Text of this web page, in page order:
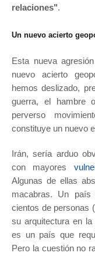
relaciones".
Un nuevo acierto
Esta nueva
nuevo acierto
hemos deslizado,
guerra, el hambre
perverso
constituye un nuevo
Irán, sería arduo
con mayores
Algunas de ellas
macabras. Un
cientos de personas
su arquitectura en
es un país que
Pero la cuestión no